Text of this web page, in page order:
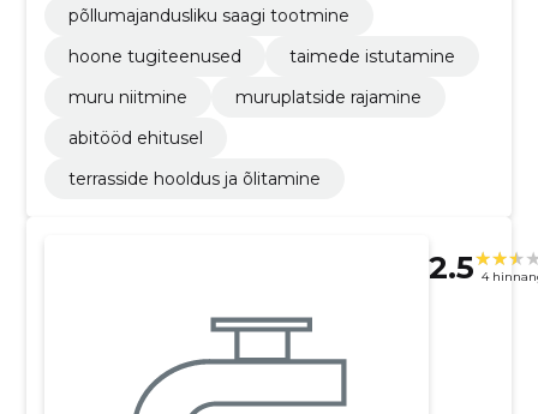
põllumajandusliku saagi tootmine
hoone tugiteenused
taimede istutamine
muru niitmine
muruplatside rajamine
abitööd ehitusel
terrasside hooldus ja õlitamine
2.5 4